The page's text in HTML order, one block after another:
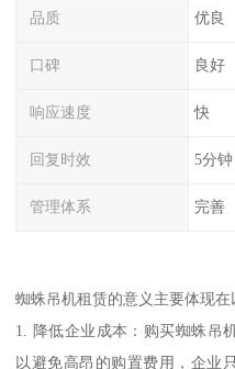
品质 优良
口碑 良好
响应速度 快
回复时效 5分钟
管理体系 完善
蜘蛛吊机租赁的意义主要体现在
1. 降低企业成本：购买蜘蛛吊
以避免高昂的购置费用，企业